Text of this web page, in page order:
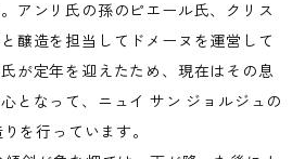
アンリ氏の孫のピエール氏、クリス
醸造を担当してドメーヌを運営して
が定年を迎えたため、現在はその息
となって、ニュイ サン ジョルジュの
を行っています。